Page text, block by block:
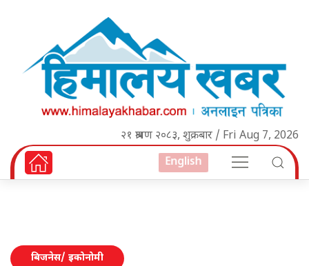
२१ श्रावण २०८३, शुक्रबार / Fri Aug 7, 2026
English
बिजनेस/ इकोनोमी